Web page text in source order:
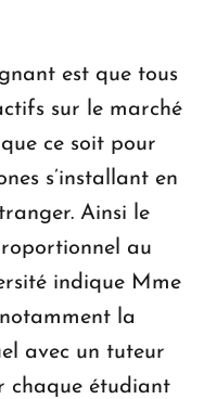
est que tous
sur le marché
ce soit pour
s’installant en
Ainsi le
au
indique Mme
la
avec un tuteur
chaque étudiant